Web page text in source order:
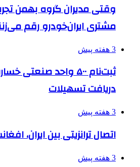
وقتی مدیران گروه بهمن
مشتری ایران‌خودرو رقم
3 هفته پیش
ثبت‌نام ۵۰۰ واحد
دریافت تسهیلات
3 هفته پیش
اتصال ترانزیتی بین ایران،
3 هفته پیش